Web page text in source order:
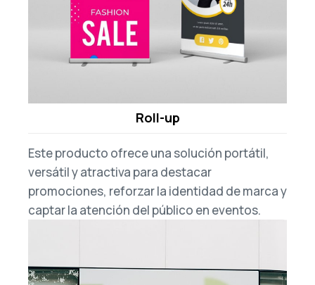
Roll-up
Este producto ofrece una solución portátil,
versátil y atractiva para destacar
promociones, reforzar la identidad de marca y
captar la atención del público en eventos.